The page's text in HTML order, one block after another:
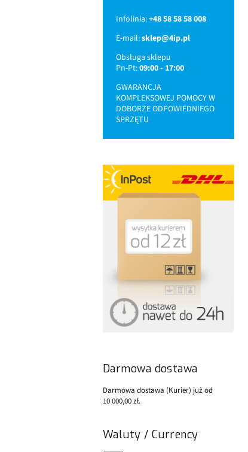
Infolinia:+48 58 58 58 008
E-mail:sklep@4ip.pl
Obsługa sklepu
Pn-Pt:09:00 - 17:00
GWARANCJA
KOMPLEKSOWEJ POMOCY W
DOBORZE ODPOWIEDNIEGO
SPRZĘTU
Darmowa dostawa
Darmowa dostawa (Kurier) już od
10 000,00 zł.
Waluty / Currency